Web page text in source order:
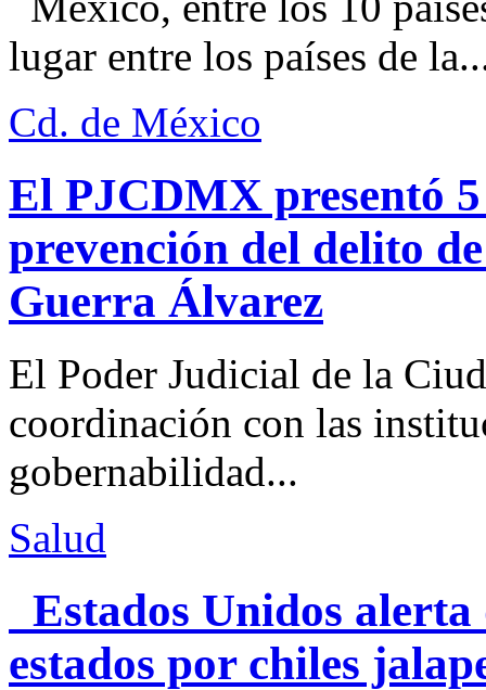
lugar entre los países de
Cd. de México
El PJCDMX presentó
prevención del delito
Guerra Álvarez
El Poder Judicial de la
coordinación con las
gobernabilidad...
Salud
Estados Unidos alerta
estados por chiles